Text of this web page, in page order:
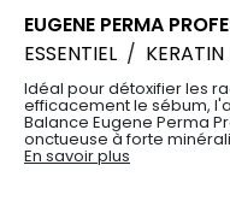
EUGENE PERMA
ESSENTIEL /
Idéal pour détoxifier les
efficacement le sébum,
Balance Eugene Perma
onctueuse à forte
En savoir plus